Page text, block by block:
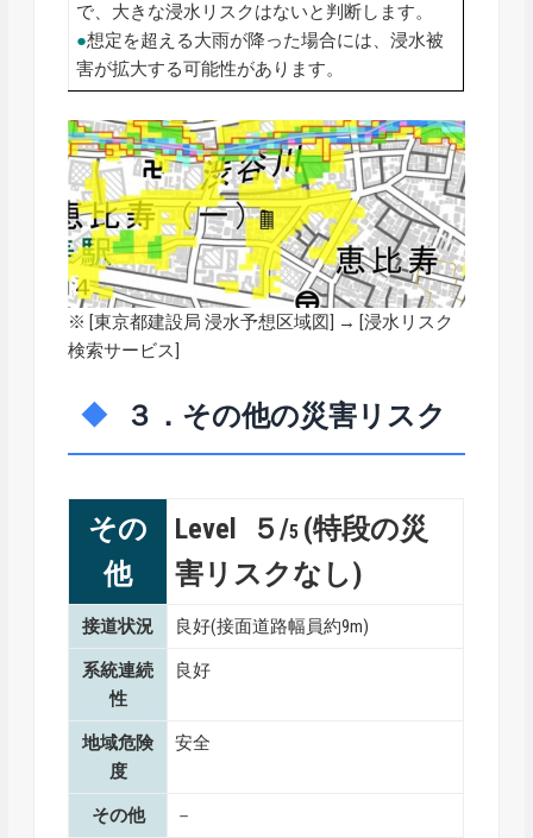
で、大きな浸水リスクはないと判断します。
●想定を超える大雨が降った場合には、浸水被
害が拡大する可能性があります。
※ [東京都建設局 浸水予想区域図] → [浸水リスク
検索サービス]
３．その他の災害リスク
その
他
Level ５/5 (特段の災
害リスクなし)
接道状況 良好(接面道路幅員約9m)
系統連続
性
良好
地域危険
度
安全
その他 －